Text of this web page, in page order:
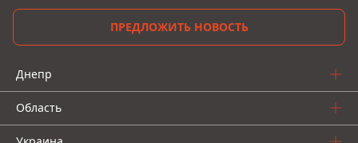
ПРЕДЛОЖИТЬ НОВОСТЬ
Днепр
Область